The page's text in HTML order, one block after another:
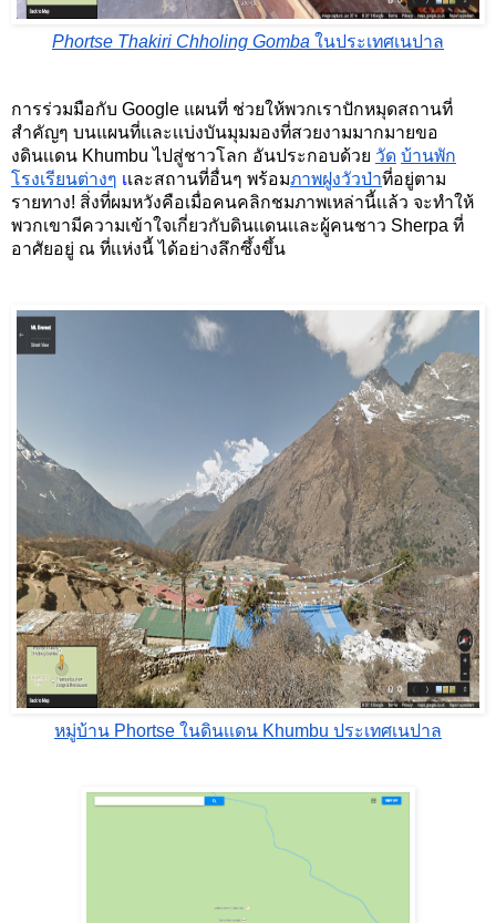
Phortse Thakiri Chholing Gomba ในประเทศเนปาล
การร่วมมือกับ Google แผนที่ ช่วยให้พวกเราปักหมุดสถานที่
สำคัญๆ บนแผนที่เเละเเบ่งบันมุมมองที่สวยงามมากมายขอ
งดินเเดน Khumbu ไปสู่ชาวโลก อันประกอบด้วย วัด บ้านพัก
โรงเรียนต่างๆ เเละสถานที่อื่นๆ พร้อมภาพฝูงวัวป่าที่อยู่ตาม
รายทาง! สิ่งที่ผมหวังคือเมื่อคนคลิกชมภาพเหล่านี้เเล้ว จะทำให้
พวกเขามีความเข้าใจเกี่ยวกับดินเเดนเเละผู้คนชาว Sherpa ที่
อาศัยอยู่ ณ ที่เเห่งนี้ ได้อย่างลึกซึ้งขึ้น
หมู่บ้าน Phortse ในดินเเดน Khumbu ประเทศเนปาล